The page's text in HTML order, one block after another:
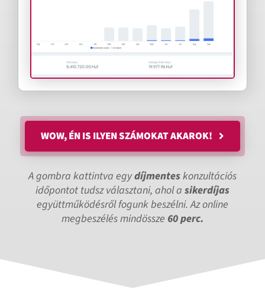
WOW, ÉN IS ILYEN SZÁMOKAT AKAROK!
A gombra kattintva egydíjmenteskonzultációs
időpontot tudsz választani, ahol a sikerdíjas
együttműködésről fogunk beszélni. Az online
megbeszélés mindössze 60 perc.